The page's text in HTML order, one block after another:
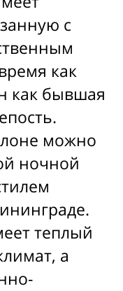
с
как
как бывшая
можно
ночной
теплый
а